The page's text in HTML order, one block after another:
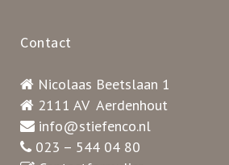
Contact
Nicolaas Beetslaan 1
2111 AV Aerdenhout
info@stiefenco.nl
023 – 544 04 80